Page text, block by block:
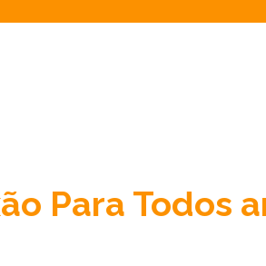
Para Todos